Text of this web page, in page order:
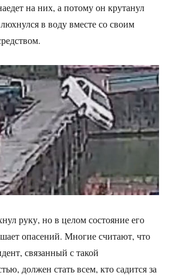
на них, а потому он крутанул
в воду вместе со своим
руку, но в целом состояние его
опасений. Многие считают, что
связанный с такой
должен стать всем, кто садится за